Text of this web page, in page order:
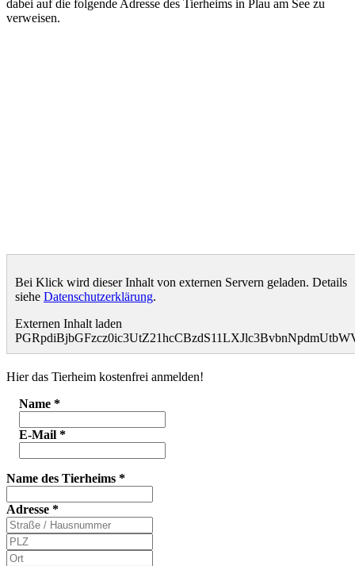
dabei auf die folgende Adresse des Tierheims in Plau am See zu
verweisen.
Bei Klick wird dieser Inhalt von externen Servern geladen. Details
siehe Datenschutzerklärung.
Externen Inhalt laden
Hier das Tierheim kostenfrei anmelden!
Name *
E-Mail *
Name des Tierheims *
Adresse *